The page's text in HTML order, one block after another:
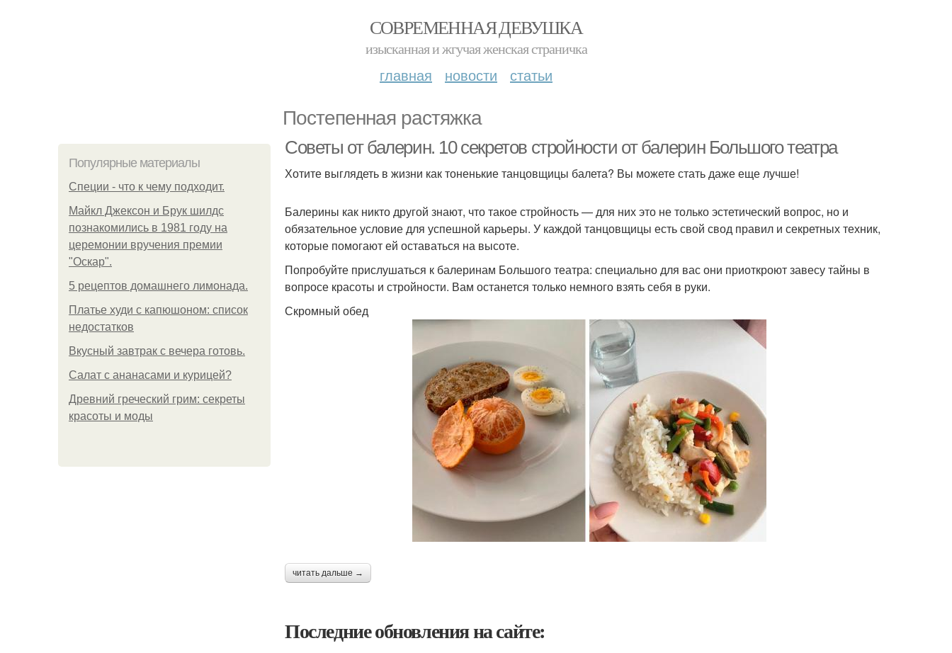
СОВРЕМЕННАЯ ДЕВУШКА
изысканная и жгучая женская страничка
главная новости статьи
Постепенная растяжка
Популярные материалы
Специи - что к чему подходит.
Майкл Джексон и Брук шилдс
познакомились в 1981 году на
церемонии вручения премии
"Оскар".
5 рецептов домашнего лимонада.
Платье худи с капюшоном: список
недостатков
Вкусный завтрак с вечера готовь.
Салат с ананасами и курицей?
Древний греческий грим: секреты
красоты и моды
Советы от балерин. 10 секретов стройности от балерин Большого театра
Хотите выглядеть в жизни как тоненькие танцовщицы балета? Вы можете стать даже еще лучше!
Балерины как никто другой знают, что такое стройность — для них это не только эстетический вопрос, но и
обязательное условие для успешной карьеры. У каждой танцовщицы есть свой свод правил и секретных техник,
которые помогают ей оставаться на высоте.
Попробуйте прислушаться к балеринам Большого театра: специально для вас они приоткроют завесу тайны в
вопросе красоты и стройности. Вам останется только немного взять себя в руки.
Скромный обед
читать дальше →
Последние обновления на сайте: